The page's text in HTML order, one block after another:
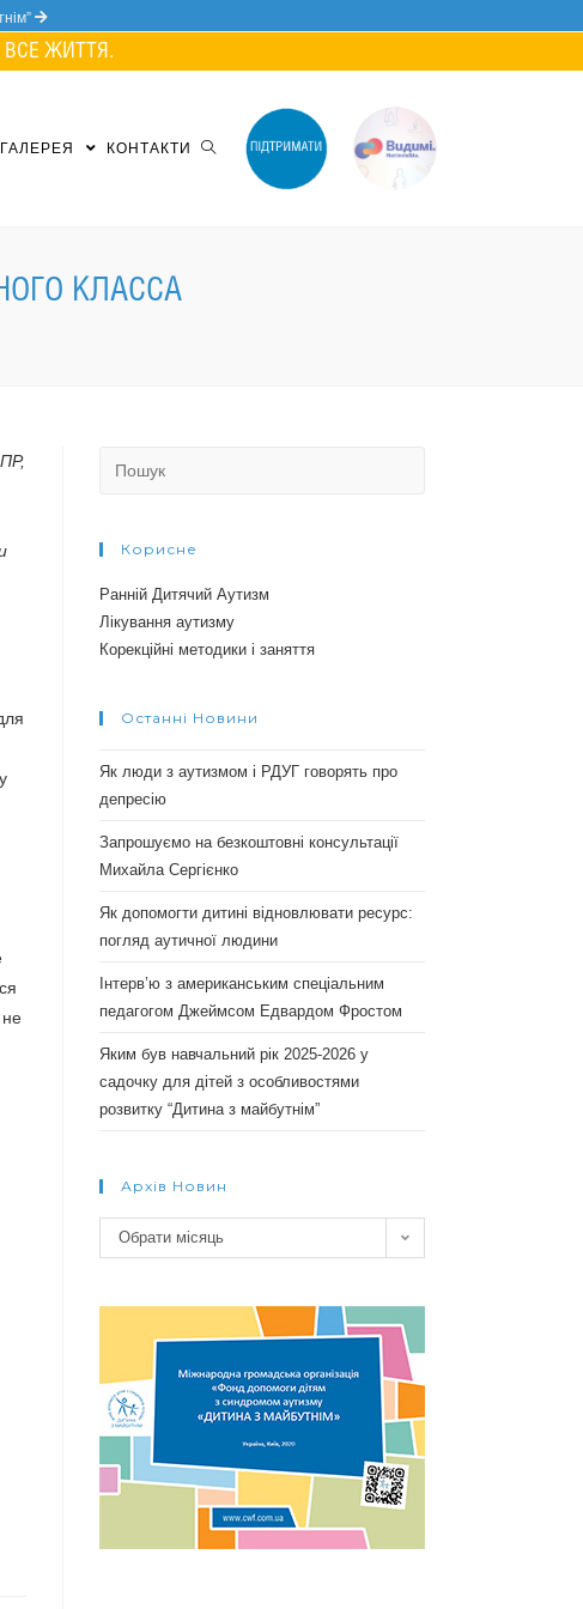
ЖИТТЯ.
ГАЛЕРЕЯ КОНТАКТИ
КЛАССА
Корисне
Ранній Дитячий Аутизм
Лікування аутизму
Корекційні методики і заняття
Останні Новини
Як люди з аутизмом і РДУГ говорять про
депресію
Запрошуємо на безкоштовні консультації
Михайла Сергієнко
Як допомогти дитині відновлювати ресурс:
погляд аутичної людини
Інтерв’ю з американським спеціальним
педагогом Джеймсом Едвардом Фростом
Яким був навчальний рік 2025-2026 у
садочку для дітей з особливостями
розвитку “Дитина з майбутнім”
Архів Новин
Архів
новин
Обрати місяць